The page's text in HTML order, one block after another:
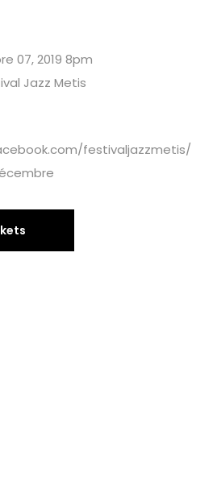
07, 2019 8pm
Jazz Metis
festivaljazzmetis/